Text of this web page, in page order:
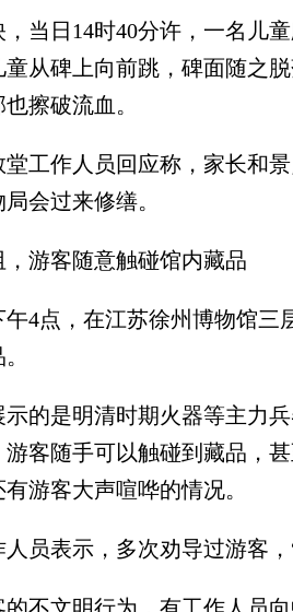
日14时40分许，一名儿童
从碑上向前跳，碑面随之
擦破流血。
作人员回应称，家长和景
会过来修缮。
游客随意触碰馆内藏品
点，在江苏徐州博物馆三
是明清时期火器等主力兵
客随手可以触碰到藏品，
游客大声喧哗的情况。
表示，多次劝导过游客，“